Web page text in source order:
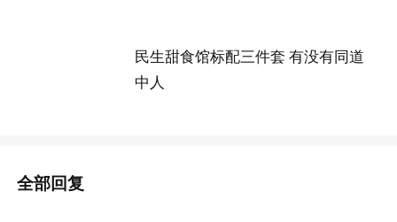
民生甜食馆标配三件套 有没有同道
中人
全部回复